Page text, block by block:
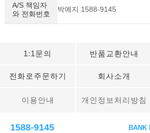
A/S 책임자
와 전화번호
박예지 1588-9145
1:1문의 반품교환안내
전화로주문하기 회사소개
이용안내 개인정보처리방침
1588-9145 BANK